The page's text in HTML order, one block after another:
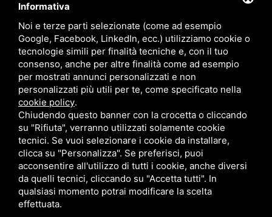
TIM Business Centralino Cloud
Offerte TIM Unica Business
Servizio Denat TIM Business
TIM BUSINESS 5G
TIM Business Servizi IT
Offerte TIM Business Voucher FIBRA
Offerta TIM Energia
Informativa
Noi e terze parti selezionate (come ad esempio
Google, Facebook, LinkedIn, ecc.) utilizziamo cookie o
tecnologie simili per finalità tecniche e, con il tuo
consenso, anche per altre finalità come ad esempio
per mostrati annunci personalizzati e non
personalizzati più utili per te, come specificato nella
cookie policy.
Chiudendo questo banner con la crocetta o cliccando
su "Rifiuta", verranno utilizzati solamente cookie
tecnici. Se vuoi selezionare i cookie da installare,
clicca su "Personalizza". Se preferisci, puoi
acconsentire all'utilizzo di tutti i cookie, anche diversi
da quelli tecnici, cliccando su "Accetta tutti". In
qualsiasi momento potrai modificare la scelta
effettuata.